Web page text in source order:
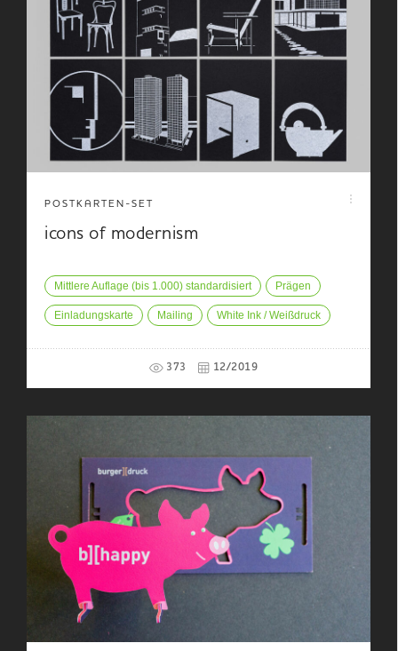
POSTKARTEN-SET
icons of modernism
Mittlere Auflage (bis 1.000) standardisiert Prägen
Einladungskarte Mailing White Ink / Weißdruck
373 12/2019